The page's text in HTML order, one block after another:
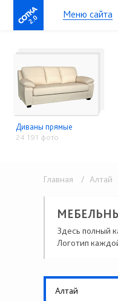
2.0 Меню сайта
Диваны прямые
24 191 фото
Главная / Алтай
Здесь полный
Логотип
Алтай